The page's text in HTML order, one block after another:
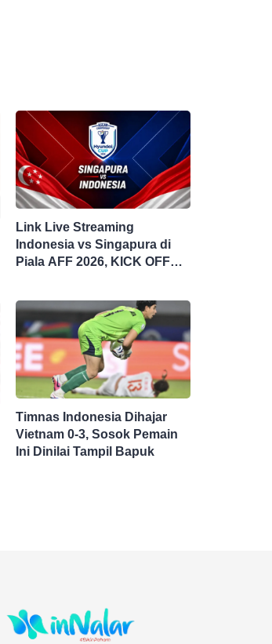
Link Live Streaming
Indonesia vs Singapura di
Piala AFF 2026, KICK OFF
Timnas Indonesia Dihajar
Vietnam 0-3, Sosok Pemain
Ini Dinilai Tampil Bapuk